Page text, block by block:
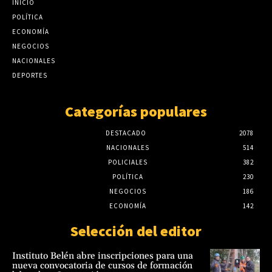
INICIO
POLÍTICA
ECONOMÍA
NEGOCIOS
NACIONALES
DEPORTES
Categorías populares
DESTACADO
2078
NACIONALES
514
POLICIALES
382
POLÍTICA
230
NEGOCIOS
186
ECONOMÍA
142
Selección del editor
Instituto Belén abre inscripciones para una
nueva convocatoria de cursos de formación